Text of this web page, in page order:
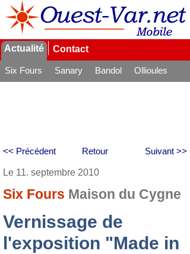
Actualité Contact
Six Fours Sanary Bandol
Ollioules
Retour
<< Précédent Suivant >>
Le 11. septembre 2010
Six Fours Maison du Cygne
Vernissage de
l'exposition "Made in